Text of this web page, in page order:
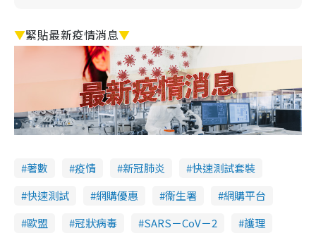
▼緊貼最新疫情消息▼
著數 疫情 新冠肺炎
快速測試套裝
快速測試
網購優惠 衞生署
網購平台
歐盟
冠狀病毒 SARS－CoV－2 護理